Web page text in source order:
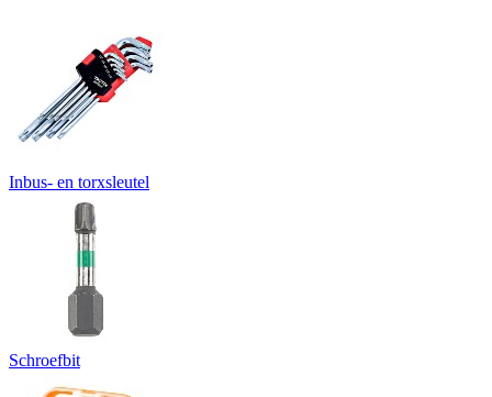
Inbus- en torxsleutel
Schroefbit